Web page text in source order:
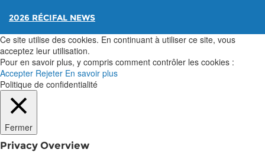
2026 RÉCIFAL NEWS
Ce site utilise des cookies. En continuant à utiliser ce site, vous
acceptez leur utilisation.
Pour en savoir plus, y compris comment contrôler les cookies :
Accepter Rejeter En savoir plus
Politique de confidentialité
Fermer
Privacy Overview